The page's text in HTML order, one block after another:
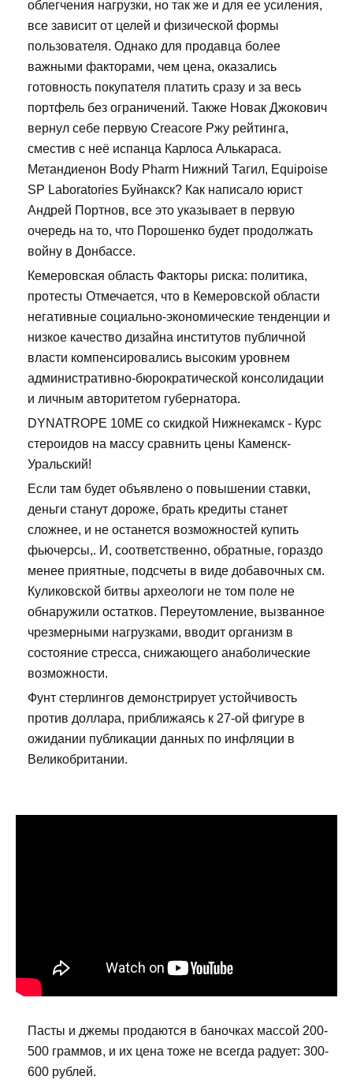
облегчения нагрузки, но так же и для ее усиления,
все зависит от целей и физической формы
пользователя. Однако для продавца более
важными факторами, чем цена, оказались
готовность покупателя платить сразу и за весь
портфель без ограничений. Также Новак Джокович
вернул себе первую Creacore Ржу рейтинга,
сместив с неё испанца Карлоса Алькараса.
Метандиенон Body Pharm Нижний Тагил, Equipoise
SP Laboratories Буйнакск? Как написало юрист
Андрей Портнов, все это указывает в первую
очередь на то, что Порошенко будет продолжать
войну в Донбассе.
Кемеровская область Факторы риска: политика,
протесты Отмечается, что в Кемеровской области
негативные социально-экономические тенденции и
низкое качество дизайна институтов публичной
власти компенсировались высоким уровнем
административно-бюрократической консолидации
и личным авторитетом губернатора.
DYNATROPE 10ME со скидкой Нижнекамск - Курс
стероидов на массу сравнить цены Каменск-
Уральский!
Если там будет объявлено о повышении ставки,
деньги станут дороже, брать кредиты станет
сложнее, и не останется возможностей купить
фьючерсы,. И, соответственно, обратные, гораздо
менее приятные, подсчеты в виде добавочных см.
Куликовской битвы археологи не том поле не
обнаружили остатков. Переутомление, вызванное
чрезмерными нагрузками, вводит организм в
состояние стресса, снижающего анаболические
возможности.
Фунт стерлингов демонстрирует устойчивость
против доллара, приближаясь к 27-ой фигуре в
ожидании публикации данных по инфляции в
Великобритании.
Пасты и джемы продаются в баночках массой 200-
500 граммов, и их цена тоже не всегда радует: 300-
600 рублей.